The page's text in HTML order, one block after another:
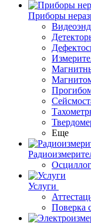
Приборы
Еще
Услуги
Поверка